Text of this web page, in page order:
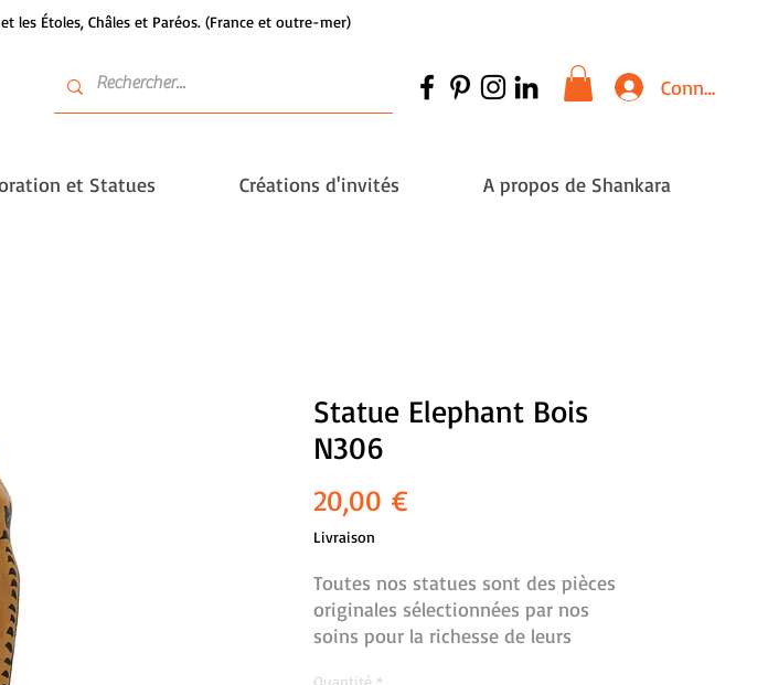
Étoles, Châles et Paréos. (France et outre-mer)
Connexion
et Statues Créations d'invités A propos de Shankara
Statue Elephant Bois
N306
20,00 €
Livraison
Toutes nos statues sont des pièces
originales sélectionnées par nos
soins pour la richesse de leurs